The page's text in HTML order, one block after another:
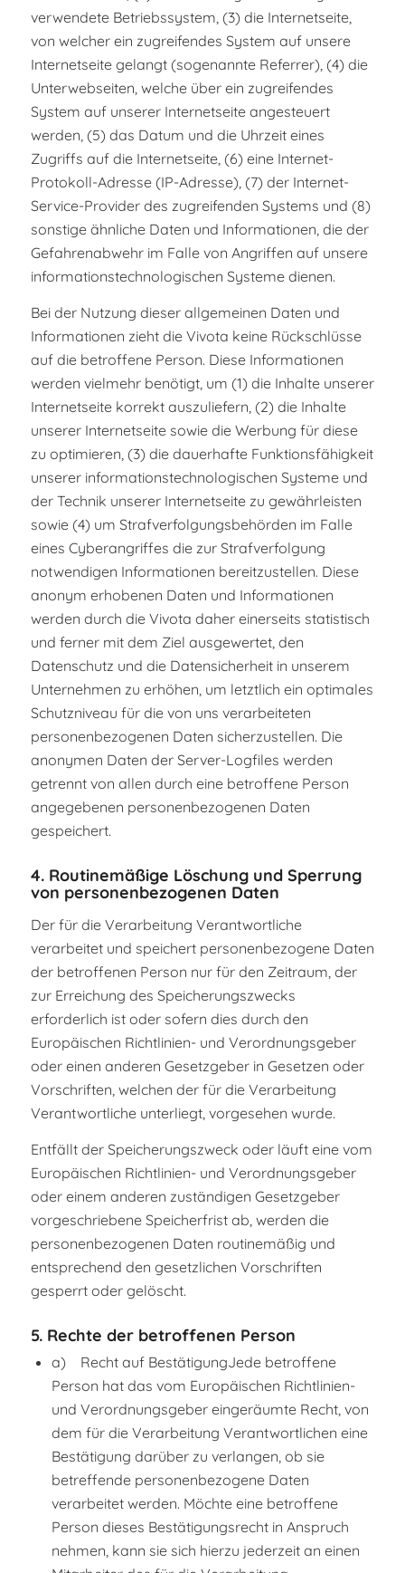
verwendete Betriebssystem, (3) die Internetseite,
von welcher ein zugreifendes System auf unsere
Internetseite gelangt (sogenannte Referrer), (4) die
Unterwebseiten, welche über ein zugreifendes
System auf unserer Internetseite angesteuert
werden, (5) das Datum und die Uhrzeit eines
Zugriffs auf die Internetseite, (6) eine Internet-
Protokoll-Adresse (IP-Adresse), (7) der Internet-
Service-Provider des zugreifenden Systems und (8)
sonstige ähnliche Daten und Informationen, die der
Gefahrenabwehr im Falle von Angriffen auf unsere
informationstechnologischen Systeme dienen.
Bei der Nutzung dieser allgemeinen Daten und
Informationen zieht die Vivota keine Rückschlüsse
auf die betroffene Person. Diese Informationen
werden vielmehr benötigt, um (1) die Inhalte unserer
Internetseite korrekt auszuliefern, (2) die Inhalte
unserer Internetseite sowie die Werbung für diese
zu optimieren, (3) die dauerhafte Funktionsfähigkeit
unserer informationstechnologischen Systeme und
der Technik unserer Internetseite zu gewährleisten
sowie (4) um Strafverfolgungsbehörden im Falle
eines Cyberangriffes die zur Strafverfolgung
notwendigen Informationen bereitzustellen. Diese
anonym erhobenen Daten und Informationen
werden durch die Vivota daher einerseits statistisch
und ferner mit dem Ziel ausgewertet, den
Datenschutz und die Datensicherheit in unserem
Unternehmen zu erhöhen, um letztlich ein optimales
Schutzniveau für die von uns verarbeiteten
personenbezogenen Daten sicherzustellen. Die
anonymen Daten der Server-Logfiles werden
getrennt von allen durch eine betroffene Person
angegebenen personenbezogenen Daten
gespeichert.
4. Routinemäßige Löschung und Sperrung
von personenbezogenen Daten
Der für die Verarbeitung Verantwortliche
verarbeitet und speichert personenbezogene Daten
der betroffenen Person nur für den Zeitraum, der
zur Erreichung des Speicherungszwecks
erforderlich ist oder sofern dies durch den
Europäischen Richtlinien- und Verordnungsgeber
oder einen anderen Gesetzgeber in Gesetzen oder
Vorschriften, welchen der für die Verarbeitung
Verantwortliche unterliegt, vorgesehen wurde.
Entfällt der Speicherungszweck oder läuft eine vom
Europäischen Richtlinien- und Verordnungsgeber
oder einem anderen zuständigen Gesetzgeber
vorgeschriebene Speicherfrist ab, werden die
personenbezogenen Daten routinemäßig und
entsprechend den gesetzlichen Vorschriften
gesperrt oder gelöscht.
5. Rechte der betroffenen Person
a) Recht auf BestätigungJede betroffene
Person hat das vom Europäischen Richtlinien-
und Verordnungsgeber eingeräumte Recht, von
dem für die Verarbeitung Verantwortlichen eine
Bestätigung darüber zu verlangen, ob sie
betreffende personenbezogene Daten
verarbeitet werden. Möchte eine betroffene
Person dieses Bestätigungsrecht in Anspruch
nehmen, kann sie sich hierzu jederzeit an einen